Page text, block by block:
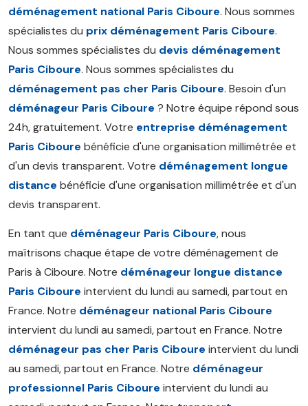
déménagement national Paris Ciboure. Nous sommes
spécialistes du prix déménagement Paris Ciboure.
Nous sommes spécialistes du devis déménagement
Paris Ciboure. Nous sommes spécialistes du
déménagement pas cher Paris Ciboure. Besoin d'un
déménageur Paris Ciboure ? Notre équipe répond sous
24h, gratuitement. Votre entreprise déménagement
Paris Ciboure bénéficie d'une organisation millimétrée et
d'un devis transparent. Votre déménagement longue
distance bénéficie d'une organisation millimétrée et d'un
devis transparent.
En tant que déménageur Paris Ciboure, nous
maîtrisons chaque étape de votre déménagement de
Paris à Ciboure. Notre déménageur longue distance
Paris Ciboure intervient du lundi au samedi, partout en
France. Notre déménageur national Paris Ciboure
intervient du lundi au samedi, partout en France. Notre
déménageur pas cher Paris Ciboure intervient du lundi
au samedi, partout en France. Notre déménageur
professionnel Paris Ciboure intervient du lundi au